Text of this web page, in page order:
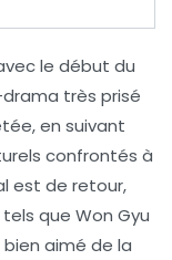
le début du
très prisé
en suivant
confrontés à
est de retour,
que Won Gyu
aimé de la